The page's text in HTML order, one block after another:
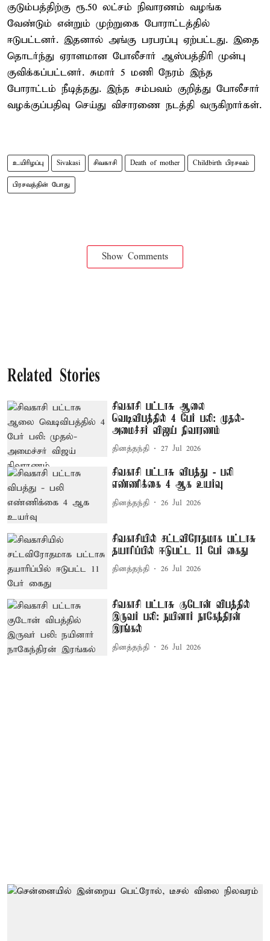
குடும்பத்திற்கு ரூ.50 லட்சம் நிவாரணம் வழங்க
வேண்டும் என்றும் முற்றுகை போராட்டத்தில்
ஈடுபட்டனர். இதனால் அங்கு பரபரப்பு ஏற்பட்டது. இதை
தொடர்ந்து ஏராளமான போலீசார் ஆஸ்பத்திரி முன்பு
குவிக்கப்பட்டனர். சுமார் 5 மணி நேரம் இந்த
போராட்டம் நீடித்தது. இந்த சம்பவம் குறித்து போலீசார்
வழக்குப்பதிவு செய்து விசாரணை நடத்தி வருகிறார்கள்.
உயிரிழப்பு Sivakasi சிவகாசி Death of mother Childbirth பிரசவம்
பிரசவத்தின் போது
Show Comments
Related Stories
சிவகாசி பட்டாசு ஆலை
வெடிவிபத்தில் 4 பேர் பலி: முதல்-
அமைச்சர் விஜய் நிவாரணம்
தினத்தந்தி 27 Jul 2026
சிவகாசி பட்டாசு விபத்து - பலி
எண்ணிக்கை 4 ஆக உயர்வு
தினத்தந்தி 26 Jul 2026
சிவகாசியில் சட்டவிரோதமாக பட்டாசு
தயாரிப்பில் ஈடுபட்ட 11 பேர் கைது
தினத்தந்தி 26 Jul 2026
சிவகாசி பட்டாசு குடோன் விபத்தில்
இருவர் பலி: நயினார் நாகேந்திரன்
இரங்கல்
தினத்தந்தி 26 Jul 2026